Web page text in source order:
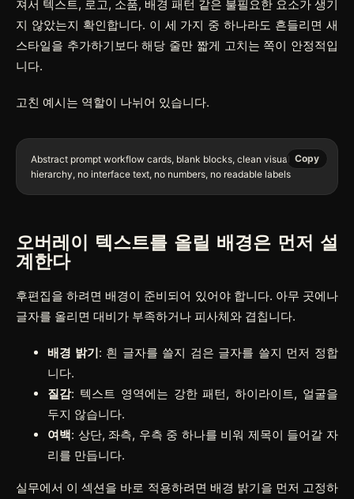
져서 텍스트, 로고, 소품, 배경 패턴 같은 불필요한 요소가 생기
지 않았는지 확인합니다. 이 세 가지 중 하나라도 흔들리면 새
스타일을 추가하기보다 해당 줄만 짧게 고치는 쪽이 안정적입
니다.
고친 예시는 역할이 나뉘어 있습니다.
Abstract prompt workflow cards, blank blocks, clean visual Copy
오버레이 텍스트를 올릴 배경은 먼저 설
계한다
후편집을 하려면 배경이 준비되어 있어야 합니다. 아무 곳에나
글자를 올리면 대비가 부족하거나 피사체와 겹칩니다.
배경 밝기: 흰 글자를 쓸지 검은 글자를 쓸지 먼저 정합
니다.
질감: 텍스트 영역에는 강한 패턴, 하이라이트, 얼굴을
두지 않습니다.
여백: 상단, 좌측, 우측 중 하나를 비워 제목이 들어갈 자
리를 만듭니다.
실무에서 이 섹션을 바로 적용하려면 배경 밝기을 먼저 고정하